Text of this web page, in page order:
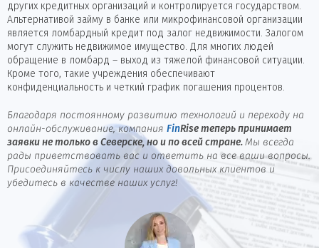
других кредитных организаций и контролируется государством.
Альтернативой займу в банке или микрофинансовой организации
является ломбардный кредит под залог недвижимости. Залогом
могут служить недвижимое имущество. Для многих людей
обращение в ломбард – выход из тяжелой финансовой ситуации.
Кроме того, такие учреждения обеспечивают
конфиденциальность и четкий график погашения процентов.
Благодаря постоянному развитию технологий и переходу на
онлайн-обслуживание, компания FinRise теперь принимает
заявки не только в Северске, но и по всей стране. Мы всегда
рады приветствовать вас и ответить на все ваши вопросы.
Присоединяйтесь к числу наших довольных клиентов и
убедитесь в качестве наших услуг!